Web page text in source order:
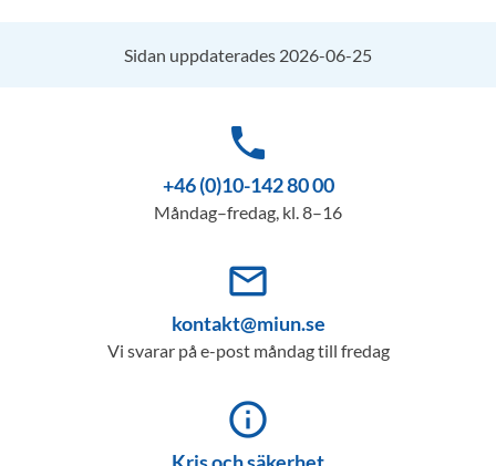
Sidan uppdaterades 2026-06-25
phone
+46 (0)10-142 80 00
Måndag–fredag, kl. 8–16
mail_outline
kontakt@miun.se
Vi svarar på e-post måndag till fredag
info_outline